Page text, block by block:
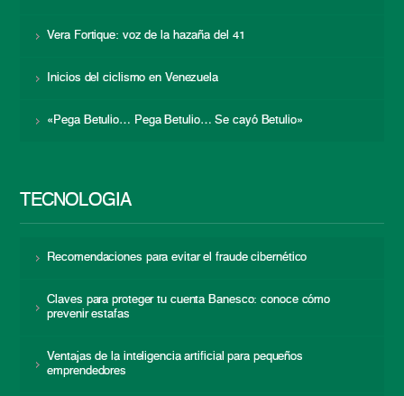
Vera Fortique: voz de la hazaña del 41
Inicios del ciclismo en Venezuela
«Pega Betulio… Pega Betulio… Se cayó Betulio»
TECNOLOGÍA
Recomendaciones para evitar el fraude cibernético
Claves para proteger tu cuenta Banesco: conoce cómo
prevenir estafas
Ventajas de la inteligencia artificial para pequeños
emprendedores